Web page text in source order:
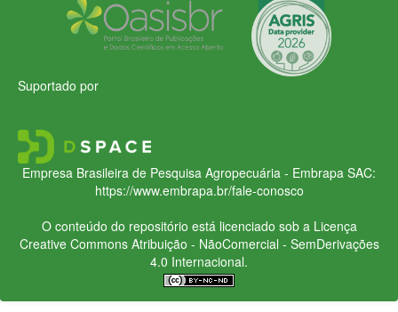
Suportado por
Empresa Brasileira de Pesquisa Agropecuária - Embrapa SAC:
https://www.embrapa.br/fale-conosco
O conteúdo do repositório está licenciado sob a Licença
Creative CommonsAtribuição - NãoComercial - SemDerivações
4.0 Internacional.